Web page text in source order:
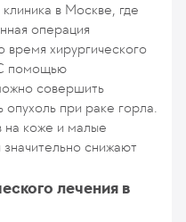
в Москве, где
операция
время хирургического
помощью
совершить
при раке горла.
на коже и малые
снижают
лечения в